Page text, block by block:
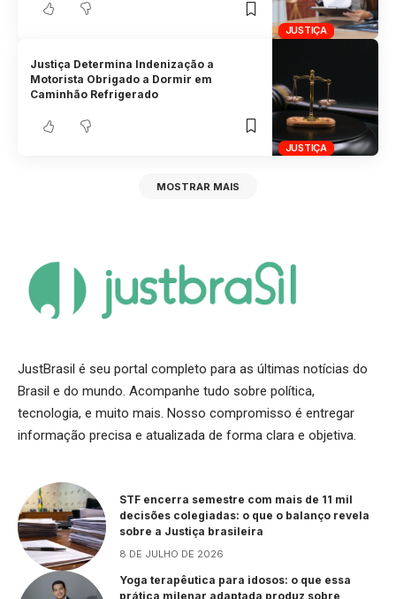
JUSTIÇA
JUSTIÇA
Justiça Determina Indenização a
Motorista Obrigado a Dormir em
Caminhão Refrigerado
MOSTRAR MAIS
JustBrasil é seu portal completo para as últimas notícias do
Brasil e do mundo. Acompanhe tudo sobre política,
tecnologia, e muito mais. Nosso compromisso é entregar
informação precisa e atualizada de forma clara e objetiva.
STF encerra semestre com mais de 11 mil
decisões colegiadas: o que o balanço revela
sobre a Justiça brasileira
8 DE JULHO DE 2026
Yoga terapêutica para idosos: o que essa
prática milenar adaptada produz sobre